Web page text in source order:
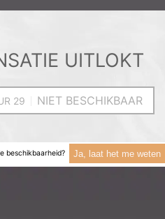
UITLOKT
NIET BESCHIKBAAR
beschikbaarheid? Ja, laat het me weten